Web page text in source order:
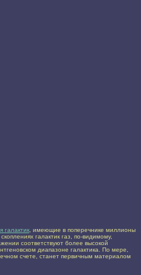
галактик , имеющие в поперечнике миллионы
галактик газ, по-видимому,
соответствуют более высокой
диапазоне галактика. По мере,
счете, станет первичным материалом